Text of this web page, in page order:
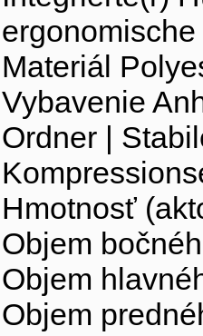
Materiál
Vybavenie
Ordner |
Hmotnosť
Objem
Objem
Objem